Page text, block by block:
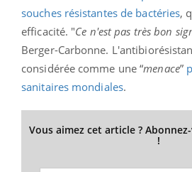
souches résistantes de bactéries,
efficacité. "Ce n'est pas très bon
Berger-Carbonne.
considérée comme une “menace”
sanitaires mondiales.
Vous aimez cet article ?
!